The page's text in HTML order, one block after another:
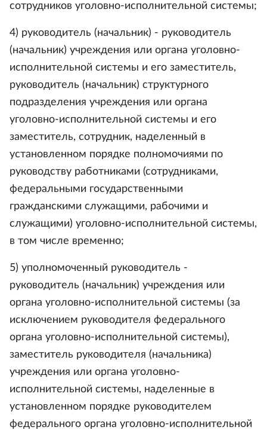
сотрудников уголовно-исполнительной системы;
4) руководитель (начальник) - руководитель
(начальник) учреждения или органа уголовно-
исполнительной системы и его заместитель,
руководитель (начальник) структурного
подразделения учреждения или органа
уголовно-исполнительной системы и его
заместитель, сотрудник, наделенный в
установленном порядке полномочиями по
руководству работниками (сотрудниками,
федеральными государственными
гражданскими служащими, рабочими и
служащими) уголовно-исполнительной системы,
в том числе временно;
5) уполномоченный руководитель -
руководитель (начальник) учреждения или
органа уголовно-исполнительной системы (за
исключением руководителя федерального
органа уголовно-исполнительной системы),
заместитель руководителя (начальника)
учреждения или органа уголовно-
исполнительной системы, наделенные в
установленном порядке руководителем
федерального органа уголовно-исполнительной